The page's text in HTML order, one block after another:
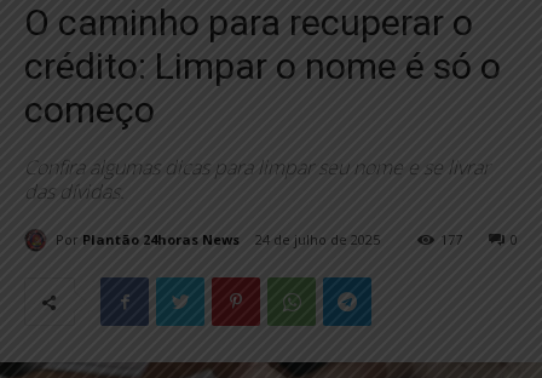
O caminho para recuperar o
crédito: Limpar o nome é só o
começo
Confira algumas dicas para limpar seu nome e se livrar
das dívidas.
Por Plantão 24horas News 24 de julho de 2025 0
177